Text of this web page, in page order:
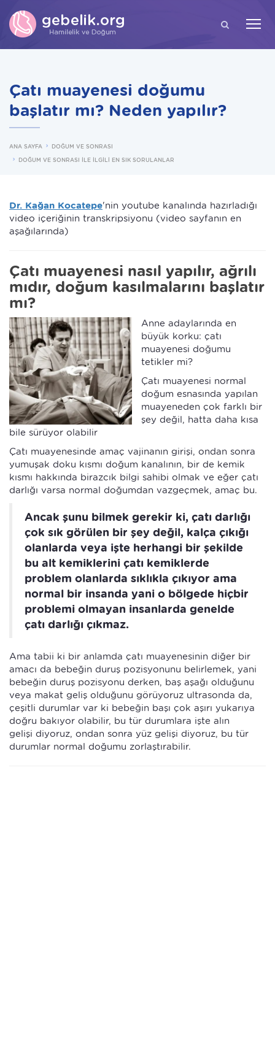
ARA
Çatı muayenesi doğumu
başlatır mı? Neden yapılır?
ANA SAYFA
DOĞUM VE SONRASI
DOĞUM VE SONRASI İLE İLGİLİ EN SIK SORULANLAR
Dr. Kağan Kocatepe'nin youtube kanalında hazırladığı
video içeriğinin transkripsiyonu (video sayfanın en
aşağılarında)
Çatı muayenesi nasıl yapılır, ağrılı
mıdır, doğum kasılmalarını başlatır
mı?
Anne adaylarında en
büyük korku: çatı
muayenesi doğumu
tetikler mi?
Çatı muayenesi normal
doğum esnasında yapılan
muayeneden çok farklı bir
şey değil, hatta daha kısa
bile sürüyor olabilir
Çatı muayenesinde amaç vajinanın girişi, ondan sonra
yumuşak doku kısmı doğum kanalının, bir de kemik
kısmı hakkında birazcık bilgi sahibi olmak ve eğer çatı
darlığı varsa normal doğumdan vazgeçmek, amaç bu.
Ancak şunu bilmek gerekir ki, çatı darlığı
çok sık görülen bir şey değil, kalça çıkığı
olanlarda veya işte herhangi bir şekilde
bu alt kemiklerini çatı kemiklerde
problem olanlarda sıklıkla çıkıyor ama
normal bir insanda yani o bölgede hiçbir
problemi olmayan insanlarda genelde
çatı darlığı çıkmaz.
Ama tabii ki bir anlamda çatı muayenesinin diğer bir
amacı da bebeğin duruş pozisyonunu belirlemek, yani
bebeğin duruş pozisyonu derken, baş aşağı olduğunu
veya makat geliş olduğunu görüyoruz ultrasonda da,
çeşitli durumlar var ki bebeğin başı çok aşırı yukarıya
doğru bakıyor olabilir, bu tür durumlara işte alın
gelişi diyoruz, ondan sonra yüz gelişi diyoruz, bu tür
durumlar normal doğumu zorlaştırabilir.